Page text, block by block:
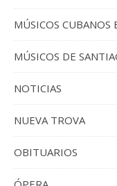
MÚSICOS CUBANOS
MÚSICOS DE
NOTICIAS
NUEVA TROVA
OBITUARIOS